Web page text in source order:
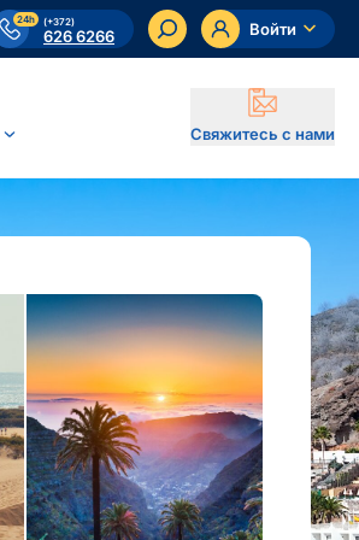
24h (+372)
626 6266 Войти
Свяжитесь с нами